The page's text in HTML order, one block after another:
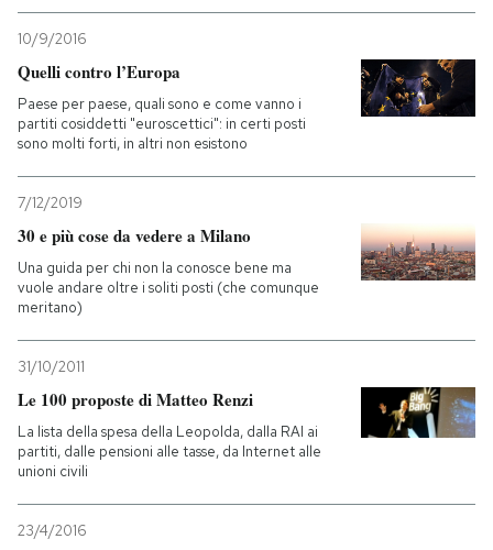
10/9/2016
Quelli contro l’Europa
Paese per paese, quali sono e come vanno i
partiti cosiddetti "euroscettici": in certi posti
sono molti forti, in altri non esistono
7/12/2019
30 e più cose da vedere a Milano
Una guida per chi non la conosce bene ma
vuole andare oltre i soliti posti (che comunque
meritano)
31/10/2011
Le 100 proposte di Matteo Renzi
La lista della spesa della Leopolda, dalla RAI ai
partiti, dalle pensioni alle tasse, da Internet alle
unioni civili
23/4/2016